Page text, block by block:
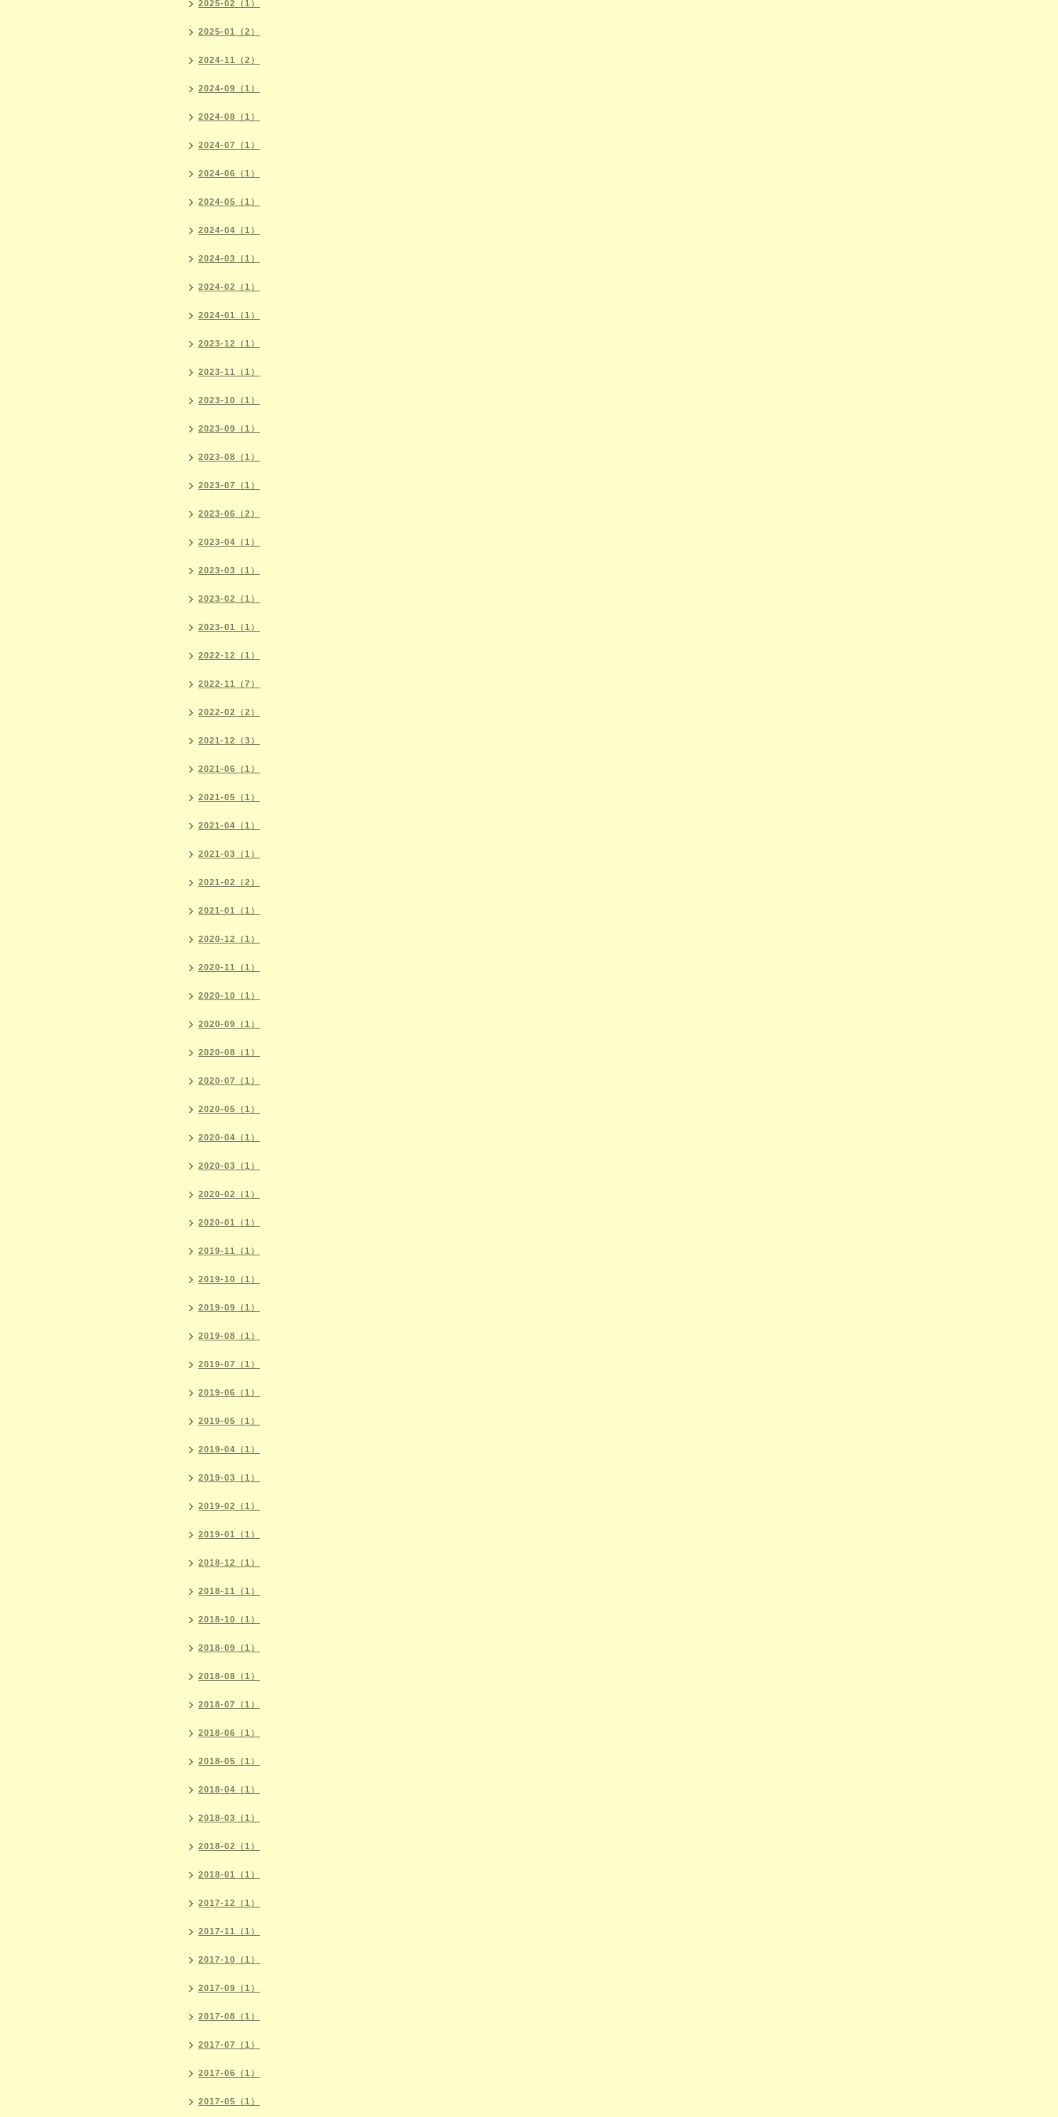
2025-02（1）
2025-01（2）
2024-11（2）
2024-09（1）
2024-08（1）
2024-07（1）
2024-06（1）
2024-05（1）
2024-04（1）
2024-03（1）
2024-02（1）
2024-01（1）
2023-12（1）
2023-11（1）
2023-10（1）
2023-09（1）
2023-08（1）
2023-07（1）
2023-06（2）
2023-04（1）
2023-03（1）
2023-02（1）
2023-01（1）
2022-12（1）
2022-11（7）
2022-02（2）
2021-12（3）
2021-06（1）
2021-05（1）
2021-04（1）
2021-03（1）
2021-02（2）
2021-01（1）
2020-12（1）
2020-11（1）
2020-10（1）
2020-09（1）
2020-08（1）
2020-07（1）
2020-05（1）
2020-04（1）
2020-03（1）
2020-02（1）
2020-01（1）
2019-11（1）
2019-10（1）
2019-09（1）
2019-08（1）
2019-07（1）
2019-06（1）
2019-05（1）
2019-04（1）
2019-03（1）
2019-02（1）
2019-01（1）
2018-12（1）
2018-11（1）
2018-10（1）
2018-09（1）
2018-08（1）
2018-07（1）
2018-06（1）
2018-05（1）
2018-04（1）
2018-03（1）
2018-02（1）
2018-01（1）
2017-12（1）
2017-11（1）
2017-10（1）
2017-09（1）
2017-08（1）
2017-07（1）
2017-06（1）
2017-05（1）